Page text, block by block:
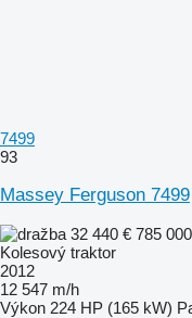
7499
93
Massey Ferguson 7499
32 440 € 785
Kolesový traktor
2012
12 547 m/h
Výkon 224 HP (165 kW)